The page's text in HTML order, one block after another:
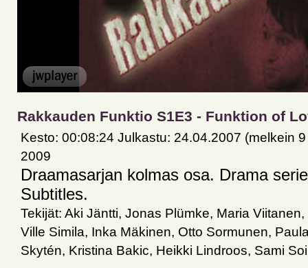
Rakkauden Funktio S1E3 - Funktion of
Kesto: 00:08:24 Julkastu: 24.04.2007 (melkein
2009
Draamasarjan kolmas osa. Drama
Subtitles.
Tekijät: Aki Jäntti, Jonas Plümke, Maria
Ville Simila, Inka Mäkinen, Otto Sormunen,
Skytén, Kristina Bakic, Heikki Lindroos, Sami